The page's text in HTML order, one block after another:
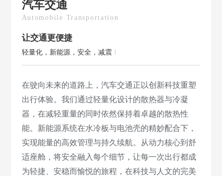
汽车交通
Automobile Transportation
让交通更便捷
轻量化，新能源，安全，减震
在驶向未来的道路上，汽车交通正以创新科技重塑
出行体验。我们通过轻量化设计的散热器与冷凝
器，在减轻重量的同时依然保持着卓越的散热性
能。新能源系统在水冷板与电池壳的精妙配合下，
实现能量的高效管理与持久续航。从动力核心到舒
适座舱，将安全融入每个细节，让每一次出行都成
为轻捷、安稳而愉悦的旅程，在科技与人文的完美